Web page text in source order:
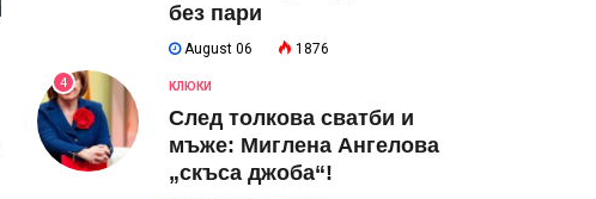
без пари
August 06 1876
4 КЛЮКИ
След толкова сватби и
мъже: Миглена Ангелова
„скъса джоба“!